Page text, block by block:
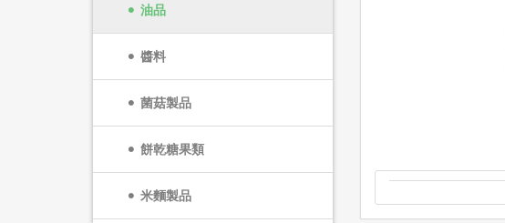
油品
醬料
菌菇製品
餅乾糖果類
米麵製品